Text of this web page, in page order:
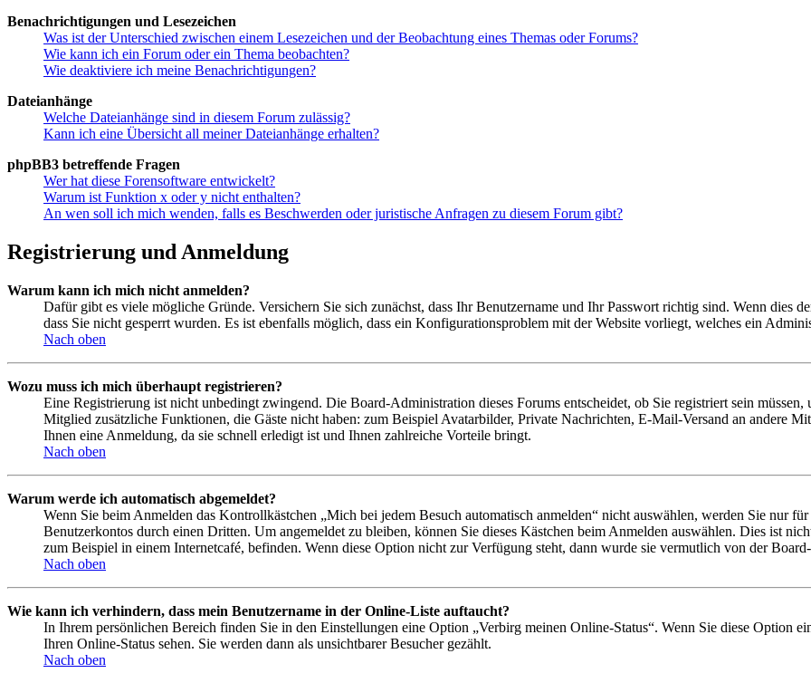
Benachrichtigungen und Lesezeichen
Was ist der Unterschied zwischen einem Lesezeichen und der Beobachtung eines Themas oder Forums?
Wie kann ich ein Forum oder ein Thema beobachten?
Wie deaktiviere ich meine Benachrichtigungen?
Dateianhänge
Welche Dateianhänge sind in diesem Forum zulässig?
Kann ich eine Übersicht all meiner Dateianhänge erhalten?
phpBB3 betreffende Fragen
Wer hat diese Forensoftware entwickelt?
Warum ist Funktion x oder y nicht enthalten?
An wen soll ich mich wenden, falls es Beschwerden oder juristische Anfragen zu diesem Forum gibt?
Registrierung und Anmeldung
Warum kann ich mich nicht anmelden?
Dafür gibt es viele mögliche Gründe. Versichern Sie sich zunächst, dass Ihr Benutzername und Ihr Passwort richtig sind. Wenn dies
dass Sie nicht gesperrt wurden. Es ist ebenfalls möglich, dass ein Konfigurationsproblem mit der Website vorliegt, welches ein
Nach oben
Wozu muss ich mich überhaupt registrieren?
Eine Registrierung ist nicht unbedingt zwingend. Die Board-Administration dieses Forums entscheidet, ob Sie registriert sein
Mitglied zusätzliche Funktionen, die Gäste nicht haben: zum Beispiel Avatarbilder, Private Nachrichten, E-Mail-Versand an andere
Ihnen eine Anmeldung, da sie schnell erledigt ist und Ihnen zahlreiche Vorteile bringt.
Nach oben
Warum werde ich automatisch abgemeldet?
Wenn Sie beim Anmelden das Kontrollkästchen „Mich bei jedem Besuch automatisch anmelden“ nicht auswählen, werden Sie nur
Benutzerkontos durch einen Dritten. Um angemeldet zu bleiben, können Sie dieses Kästchen beim Anmelden auswählen. Dies ist
zum Beispiel in einem Internetcafé, befinden. Wenn diese Option nicht zur Verfügung steht, dann wurde sie vermutlich von der
Nach oben
Wie kann ich verhindern, dass mein Benutzername in der Online-Liste auftaucht?
In Ihrem persönlichen Bereich finden Sie in den Einstellungen eine Option „Verbirg meinen Online-Status“. Wenn Sie diese Option
Ihren Online-Status sehen. Sie werden dann als unsichtbarer Besucher gezählt.
Nach oben